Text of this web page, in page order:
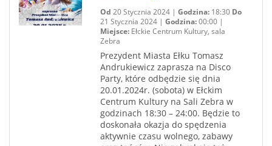
Od 20 Stycznia 2024 | Godzina:18:30 Do
21 Stycznia 2024 | Godzina:00:00 |
Miejsce:Ełckie Centrum Kultury, sala
Zebra
Prezydent Miasta Ełku Tomasz
Andrukiewicz zaprasza na Disco
Party, które odbędzie się dnia
20.01.2024r. (sobota) w Ełckim
Centrum Kultury na Sali Zebra w
godzinach 18:30 – 24:00. Będzie to
doskonała okazja do spędzenia
aktywnie czasu wolnego, zabawy